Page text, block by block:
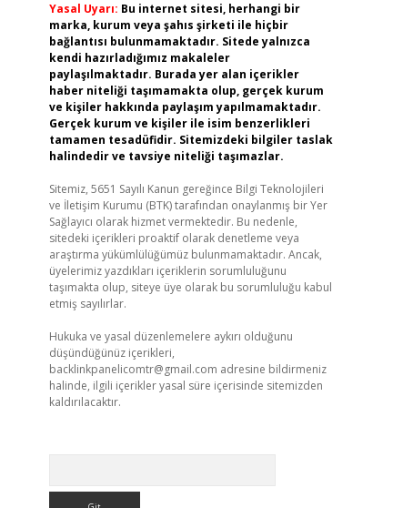
Yasal Uyarı: Bu internet sitesi, herhangi bir
marka, kurum veya şahıs şirketi ile hiçbir
bağlantısı bulunmamaktadır. Sitede yalnızca
kendi hazırladığımız makaleler
paylaşılmaktadır. Burada yer alan içerikler
haber niteliği taşımamakta olup, gerçek kurum
ve kişiler hakkında paylaşım yapılmamaktadır.
Gerçek kurum ve kişiler ile isim benzerlikleri
tamamen tesadüfidir. Sitemizdeki bilgiler taslak
halindedir ve tavsiye niteliği taşımazlar.
Sitemiz, 5651 Sayılı Kanun gereğince Bilgi Teknolojileri
ve İletişim Kurumu (BTK) tarafından onaylanmış bir Yer
Sağlayıcı olarak hizmet vermektedir. Bu nedenle,
sitedeki içerikleri proaktif olarak denetleme veya
araştırma yükümlülüğümüz bulunmamaktadır. Ancak,
üyelerimiz yazdıkları içeriklerin sorumluluğunu
taşımakta olup, siteye üye olarak bu sorumluluğu kabul
etmiş sayılırlar.
Hukuka ve yasal düzenlemelere aykırı olduğunu
düşündüğünüz içerikleri,
backlinkpanelicomtr@gmail.com adresine bildirmeniz
halinde, ilgili içerikler yasal süre içerisinde sitemizden
kaldırılacaktır.